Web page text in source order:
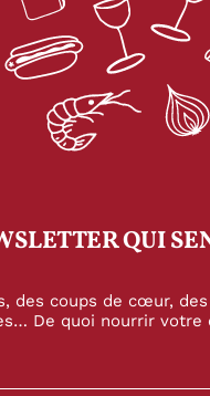
QUI
des coups de cœur,
De quoi nourrir votre